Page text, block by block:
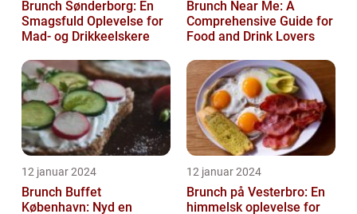
Brunch Sønderborg: En
Smagsfuld Oplevelse for
Mad- og Drikkeelskere
Brunch Near Me: A
Comprehensive Guide for
Food and Drink Lovers
12 januar 2024
Brunch Buffet
København: Nyd en
12 januar 2024
Brunch på Vesterbro: En
himmelsk oplevelse for